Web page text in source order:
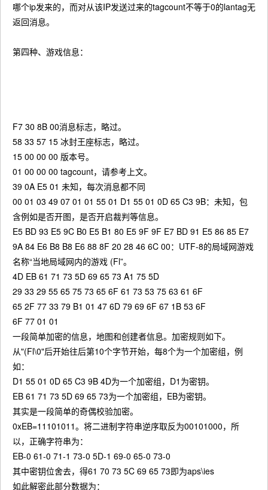
哪个ip发来的，而对从该IP发送过来的tagcount不等于0的lantag无
返回消息。
第四种、游戏信息：
F7 30 8B 00消息标志，略过。
58 33 57 15 冰封王座标志，略过。
15 00 00 00 版本号。
01 00 00 00 tagcount，请参考上文。
39 0A E5 01 未知，每次消息都不同
00 01 03 49 07 01 01 55 01 D1 55 01 0D 65 C3 9B：未知，包
含例如是否开图，是否开启裁判等信息。
E5 BD 93 E5 9C B0 E5 B1 80 E5 9F 9F E7 BD 91 E5 86 85 E7
9A 84 E6 B8 B8 E6 88 8F 20 28 46 6C 00：UTF-8的局域网游戏
名称“当地局域网内的游戏 (Fl”。
4D EB 61 71 73 5D 69 65 73 A1 75 5D
29 33 29 55 65 75 73 65 6F 61 73 53 75 63 61 6F
65 2F 77 33 79 B1 01 47 6D 79 69 6F 67 1B 53 6F
6F 77 01 01
一段简单加密的信息，地图和创建者信息。加密规则如下。
从"(Fl\0"后开始往后第10个字节开始，每8个为一个加密组，例
如：
D1 55 01 0D 65 C3 9B 4D为一个加密组，D1为密钥。
EB 61 71 73 5D 69 65 73为一个加密组，EB为密钥。
其实是一段简单的奇偶校验加密。
0xEB=11101011。将二进制字符串逆序取反为00101000，所
以，正确字符串为：
EB-0 61-0 71-1 73-0 5D-1 69-0 65-0 73-0
其中密钥位舍去，得61 70 73 5C 69 65 73即为aps\ies
如此解密此部分数据为：